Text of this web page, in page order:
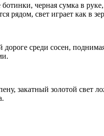
черная сумка в
рядом, свет играет как в
среди сосен,
закатный золотой свет